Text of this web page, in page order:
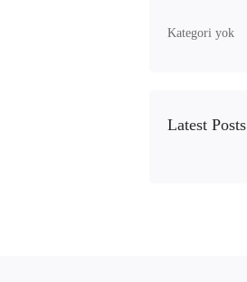
Kategori yok
Latest Posts